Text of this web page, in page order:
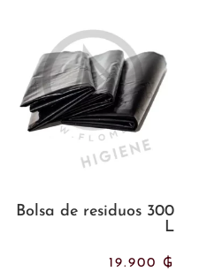
Bolsa de residuos 300
L
19.900 ₲